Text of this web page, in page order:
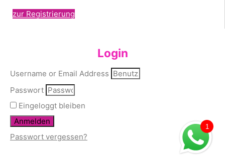
1
zur Registrierung
Login
Username or Email Address
Passwort
Eingeloggt bleiben
Anmelden
Passwort vergessen?